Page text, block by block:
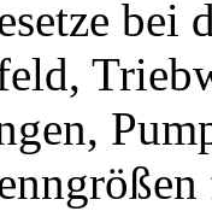
bei